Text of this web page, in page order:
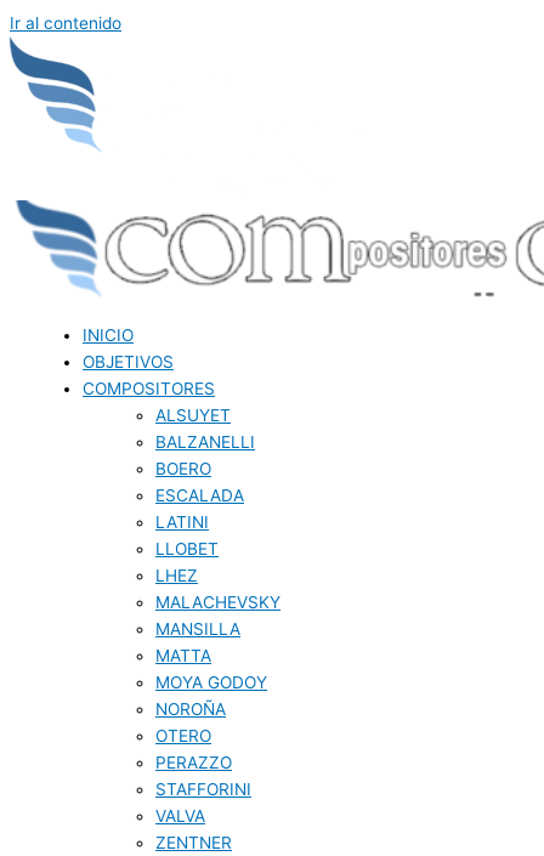
Ir al contenido
INICIO
OBJETIVOS
COMPOSITORES
ALSUYET
BALZANELLI
BOERO
ESCALADA
LATINI
LLOBET
LHEZ
MALACHEVSKY
MANSILLA
MATTA
MOYA GODOY
NOROÑA
OTERO
PERAZZO
STAFFORINI
VALVA
ZENTNER